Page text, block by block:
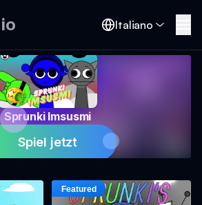
io Italiano
Sprunki Imsusmi
Spiel jetzt